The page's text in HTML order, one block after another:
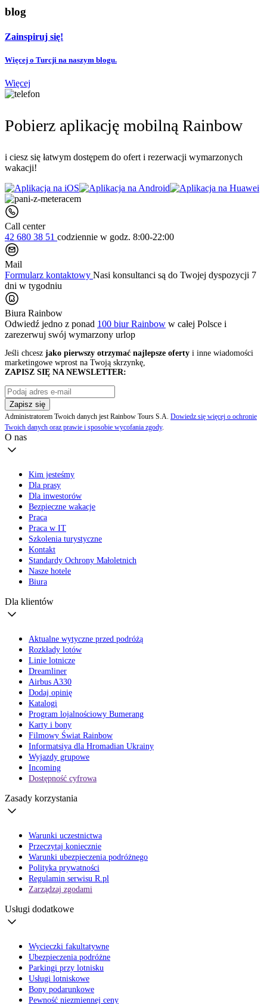
blog
Zainspiruj się!
Więcej o Turcji na naszym blogu.
Więcej
Pobierz aplikację mobilną Rainbow
i ciesz się łatwym dostępem do ofert i rezerwacji wymarzonych
wakacji!
Call center
42 680 38 51 codziennie w godz. 8:00-22:00
Mail
Formularz kontaktowy Nasi konsultanci są do Twojej dyspozycji 7
dni w tygodniu
Biura Rainbow
Odwiedź jedno z ponad 100 biur Rainbow w całej Polsce i
zarezerwuj swój wymarzony urlop
Jeśli chcesz jako pierwszy otrzymać najlepsze oferty i inne wiadomości
marketingowe wprost na Twoją skrzynkę,
ZAPISZ SIĘ NA NEWSLETTER:
Zapisz się
Administratorem Twoich danych jest Rainbow Tours S.A. Dowiedz się więcej o ochronie
Twoich danych oraz prawie i sposobie wycofania zgody.
O nas
Kim jesteśmy
Dla prasy
Dla inwestorów
Bezpieczne wakacje
Praca
Praca w IT
Szkolenia turystyczne
Kontakt
Standardy Ochrony Małoletnich
Nasze hotele
Biura
Dla klientów
Aktualne wytyczne przed podróżą
Rozkłady lotów
Linie lotnicze
Dreamliner
Airbus A330
Dodaj opinię
Katalogi
Program lojalnościowy Bumerang
Karty i bony
Filmowy Świat Rainbow
Informatsiya dla Hromadian Ukrainy
Wyjazdy grupowe
Incoming
Dostępność cyfrowa
Zasady korzystania
Warunki uczestnictwa
Przeczytaj koniecznie
Warunki ubezpieczenia podróżnego
Polityka prywatności
Regulamin serwisu R.pl
Zarządzaj zgodami
Usługi dodatkowe
Wycieczki fakultatywne
Ubezpieczenia podróżne
Parkingi przy lotnisku
Usługi lotniskowe
Bony podarunkowe
Pewność niezmiennej ceny